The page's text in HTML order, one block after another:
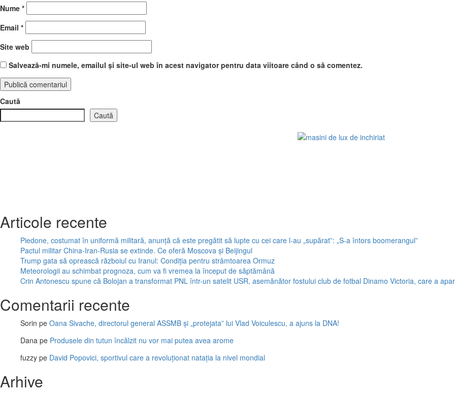
Nume *
Email *
Site web
Salvează-mi numele, emailul și site-ul web în acest navigator pentru data viitoare când o să comentez.
Caută
Caută
Articole recente
Piedone, costumat în uniformă militară, anunță că este pregătit să lupte cu cei care l-au „supărat”: „S-a întors boomerangul”
Pactul militar China-Iran-Rusia se extinde. Ce oferă Moscova și Beijingul
Trump gata să oprească războiul cu Iranul: Condiția pentru strâmtoarea Ormuz
Meteorologii au schimbat prognoza, cum va fi vremea la început de săptămână
Crin Antonescu spune că Bolojan a transformat PNL într-un satelit USR, asemănător fostului club de fotbal Dinamo Victoria, care a
Comentarii recente
Sorin pe Oana Sivache, directorul general ASSMB și „protejata” lui Vlad Voiculescu, a ajuns la DNA!
Dana pe Produsele din tutun încălzit nu vor mai putea avea arome
fuzzy pe David Popovici, sportivul care a revoluționat natația la nivel mondial
Arhive